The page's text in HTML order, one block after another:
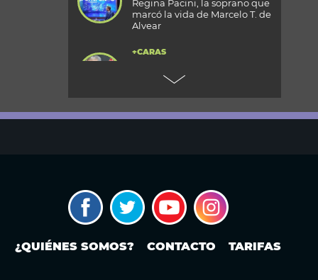
Regina Pacini, la soprano que
marcó la vida de Marcelo T. de
Alvear
+CARAS
todos los detalles de la mega
Reconquista
MODO FONTEVECCHIA
¿Occidente copia a China?: La
carrera por construir el
¿QUIÉNES SOMOS? CONTACTO TARIFAS